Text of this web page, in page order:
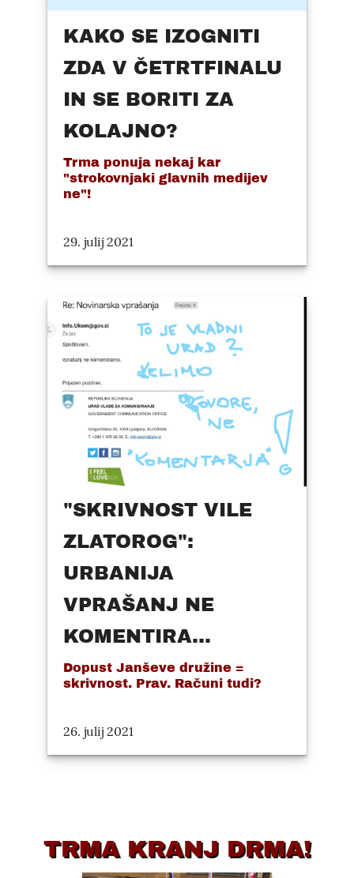
KAKO SE IZOGNITI
ZDA V ČETRTFINALU
IN SE BORITI ZA
KOLAJNO?
Trma ponuja nekaj kar
"strokovnjaki glavnih medijev
ne"!
29. julij 2021
"SKRIVNOST VILE
ZLATOROG":
URBANIJA
VPRAŠANJ NE
KOMENTIRA...
Dopust Janševe družine =
skrivnost. Prav. Računi tudi?
26. julij 2021
TRMA KRANJ DRMA!